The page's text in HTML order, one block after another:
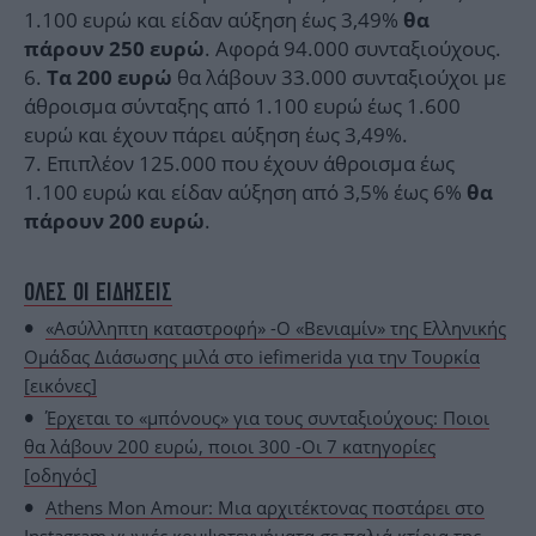
1.100 ευρώ και είδαν αύξηση έως 3,49% θα
πάρουν 250 ευρώ. Αφορά 94.000 συνταξιούχους.
Τα 200 ευρώ θα λάβουν 33.000 συνταξιούχοι με
άθροισμα σύνταξης από 1.100 ευρώ έως 1.600
ευρώ και έχουν πάρει αύξηση έως 3,49%.
Επιπλέον 125.000 που έχουν άθροισμα έως
1.100 ευρώ και είδαν αύξηση από 3,5% έως 6% θα
πάρουν 200 ευρώ.
ΟΛΕΣ ΟΙ ΕΙΔΗΣΕΙΣ
«Ασύλληπτη καταστροφή» -Ο «Βενιαμίν» της Ελληνικής
Ομάδας Διάσωσης μιλά στο iefimerida για την Τουρκία
[εικόνες]
Έρχεται το «μπόνους» για τους συνταξιούχους: Ποιοι
θα λάβουν 200 ευρώ, ποιοι 300 -Οι 7 κατηγορίες
[οδηγός]
Athens Mon Amour: Μια αρχιτέκτονας ποστάρει στο